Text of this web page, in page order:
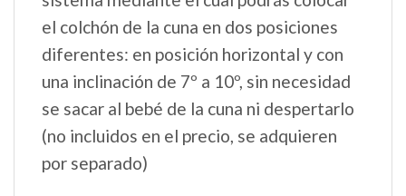
el colchón de la cuna en dos posiciones
diferentes: en posición horizontal y con
una inclinación de 7º a 10º, sin necesidad
se sacar al bebé de la cuna ni despertarlo
(no incluidos en el precio, se adquieren
por separado)